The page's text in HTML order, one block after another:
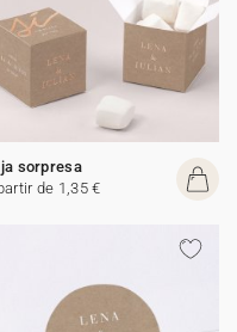
sorpresa
de 1,35 €